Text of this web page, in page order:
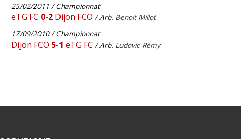
25/02/2011 / Championnat
eTG FC 0-2 Dijon FCO/ Arb. Benoit Millot
17/09/2010 / Championnat
Dijon FCO 5-1 eTG FC/ Arb. Ludovic Rémy